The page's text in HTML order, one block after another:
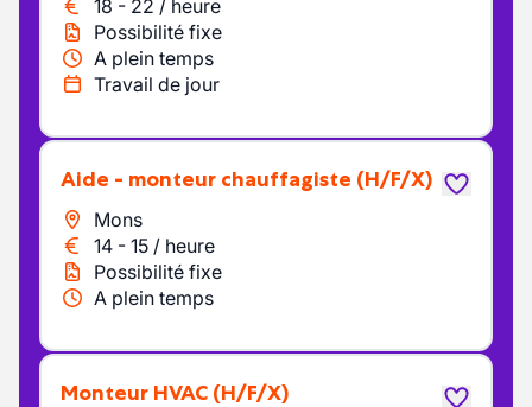
18 - 22 / heure
Possibilité fixe
A plein temps
Travail de jour
Aide - monteur chauffagiste (H/F/X)
Mons
14 - 15 / heure
Possibilité fixe
A plein temps
Monteur HVAC (H/F/X)